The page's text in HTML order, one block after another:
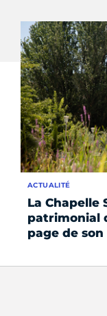
La Chapelle
patrimonial
page de
ACTUALITÉ